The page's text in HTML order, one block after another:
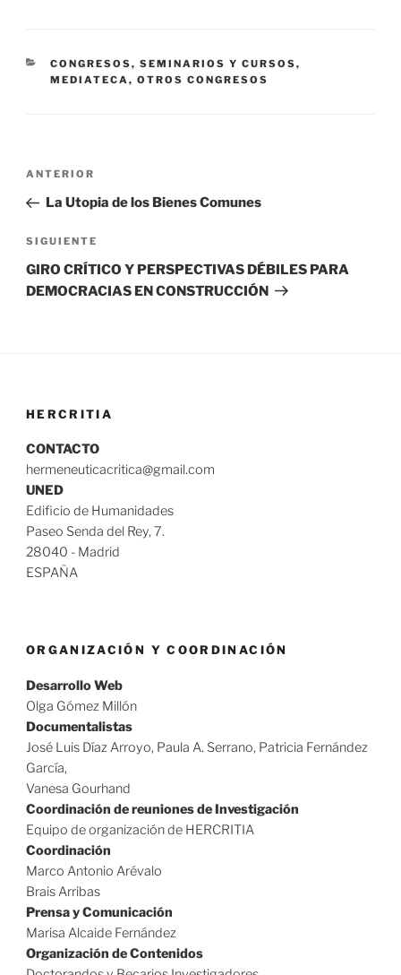
CATEGORÍAS
CONGRESOS, SEMINARIOS Y CURSOS,
MEDIATECA,OTROS CONGRESOS
Navegación
entradas
Entrada
anterior:
ANTERIOR
La Utopia de los Bienes Comunes
Siguiente
entrada
SIGUIENTE
GIRO CRÍTICO Y PERSPECTIVAS DÉBILES PARA
DEMOCRACIAS EN CONSTRUCCIÓN
HERCRITIA
CONTACTO
hermeneuticacritica@gmail.com
UNED
Edificio de Humanidades
Paseo Senda del Rey, 7.
28040 - Madrid
ESPAÑA
ORGANIZACIÓN Y COORDINACIÓN
Desarrollo Web
Olga Gómez Millón
Documentalistas
José Luis Díaz Arroyo, Paula A. Serrano, Patricia Fernández
García,
Vanesa Gourhand
Coordinación de reuniones de Investigación
Equipo de organización de HERCRITIA
Coordinación
Marco Antonio Arévalo
Brais Arribas
Prensa y Comunicación
Marisa Alcaide Fernández
Organización de Contenidos